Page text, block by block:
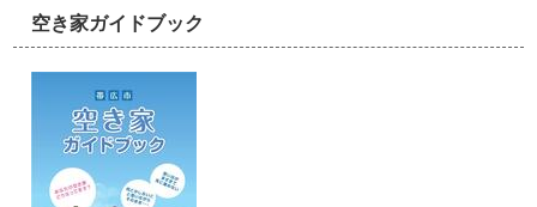
空き家ガイドブック